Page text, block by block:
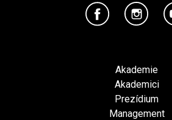
Akademie
Akademici
Prezídium
Management